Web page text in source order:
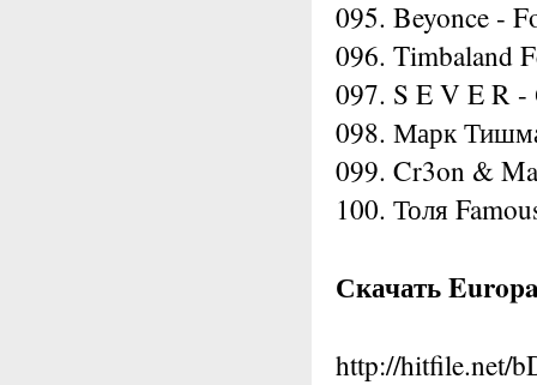
095. Beyonce -
096. Timbaland
097. S E V E R
098. Марк
099. Cr3on &
100. Толя
Скачать
http://hitfile.net/